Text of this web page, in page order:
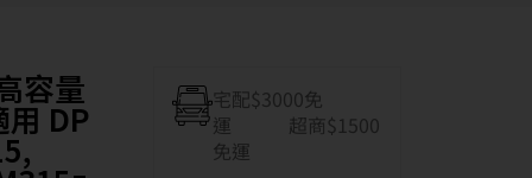
容量
DP
宅配$3000免
運 超商$1500
免運